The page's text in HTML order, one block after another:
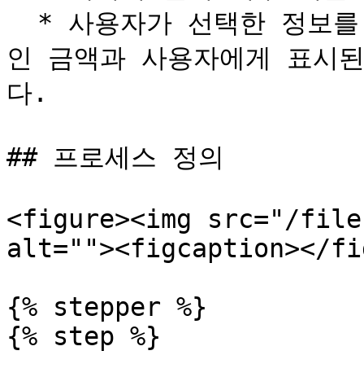
인 금액과 사용자에게 표시
다.
## 프로세스 정의
<figure><img src="/files/
alt=""><figcaption></
{% stepper %}
{% step %}